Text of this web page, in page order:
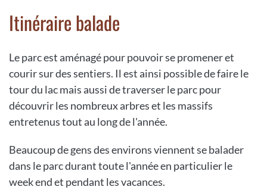
Itinéraire balade
Le parc est aménagé pour pouvoir se promener et
courir sur des sentiers. Il est ainsi possible de faire le
tour du lac mais aussi de traverser le parc pour
découvrir les nombreux arbres et les massifs
entretenus tout au long de l'année.
Beaucoup de gens des environs viennent se balader
dans le parc durant toute l'année en particulier le
week end et pendant les vacances.